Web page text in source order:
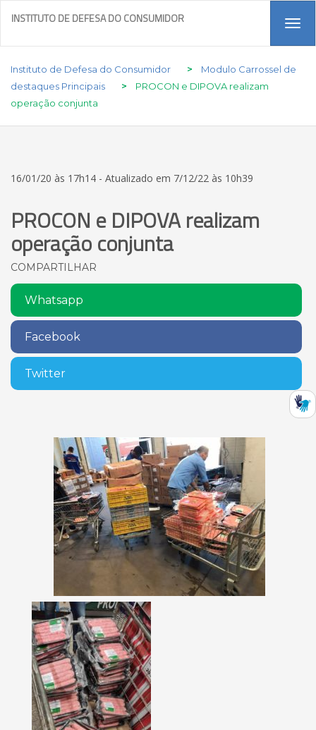
INSTITUTO DE DEFESA DO CONSUMIDOR
Instituto de Defesa do Consumidor >
Modulo Carrossel de
destaques Principais
>
PROCON e DIPOVA realizam
operação conjunta
16/01/20 às 17h14 - Atualizado em 7/12/22 às 10h39
PROCON e DIPOVA realizam
operação conjunta
COMPARTILHAR
Whatsapp
Facebook
Twitter